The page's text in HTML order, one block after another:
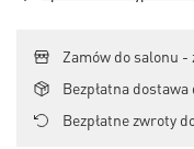
Zamów do salonu
Bezpłatna
Bezpłatne zwroty